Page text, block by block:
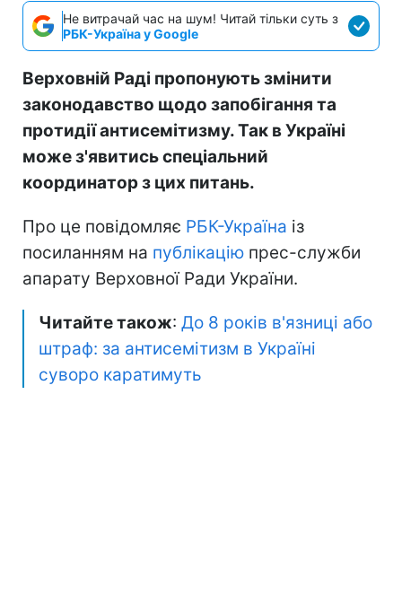
Не витрачай час на шум! Читай тільки суть з
РБК-Україна у Google
Верховній Раді пропонують змінити
законодавство щодо запобігання та
протидії антисемітизму. Так в Україні
може з'явитись спеціальний
координатор з цих питань.
Про це повідомляє РБК-Україна із
посиланням на публікацію прес-служби
апарату Верховної Ради України.
Читайте також: До 8 років в'язниці або
штраф: за антисемітизм в Україні
суворо каратимуть